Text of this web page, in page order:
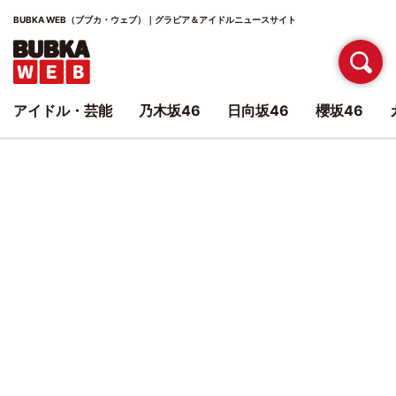
BUBKA WEB（ブブカ・ウェブ）｜グラビア＆アイドルニュースサイト
アイドル・芸能 乃木坂46 日向坂46 櫻坂46